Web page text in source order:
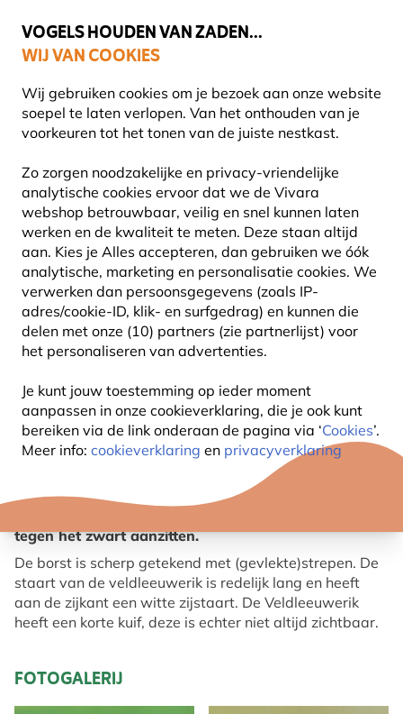
VOGELS HOUDEN VAN ZADEN...
WIJ VAN COOKIES
Wij gebruiken cookies om je bezoek aan onze website
soepel te laten verlopen. Van het onthouden van je
voorkeuren tot het tonen van de juiste nestkast.
Zo zorgen noodzakelijke en privacy-vriendelijke
analytische cookies ervoor dat we de Vivara
webshop betrouwbaar, veilig en snel kunnen laten
werken en de kwaliteit te meten. Deze staan altijd
aan. Kies je Alles accepteren, dan gebruiken we óók
analytische, marketing en personalisatie cookies. We
verwerken dan persoonsgegevens (zoals IP-
adres/cookie-ID, klik- en surfgedrag) en kunnen die
delen met onze (10) partners (zie partnerlijst) voor
het personaliseren van advertenties.
Je kunt jouw toestemming op ieder moment
aanpassen in onze cookieverklaring, die je ook kunt
bereiken via de link onderaan de pagina via ‘Cookies’.
Meer info: cookieverklaring en privacyverklaring
Uitstekend beoordeeld in 11 landen
VELDLEEUWERIK
27 September 2024 DIERSOORTEN VOGELS
OVER DE VELDLEEUWERIK
De Veldleeuwerik (Alauda Arvensis) heeft een
tegen het zwart aanzitten.
De borst is scherp getekend met (gevlekte)strepen. De
staart van de veldleeuwerik is redelijk lang en heeft
aan de zijkant een witte zijstaart. De Veldleeuwerik
heeft een korte kuif, deze is echter niet altijd zichtbaar.
FOTOGALERIJ